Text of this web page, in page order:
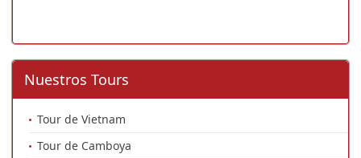
Nuestros Tours
Tour de Vietnam
Tour de Camboya